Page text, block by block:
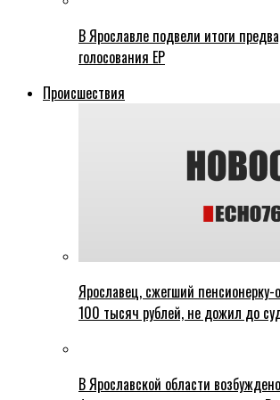
В Ярославле подвели итоги
голосования ЕР
Происшествия
Ярославец, сжегший пенсионерку-
100 тысяч рублей, не дожил до
В Ярославской области